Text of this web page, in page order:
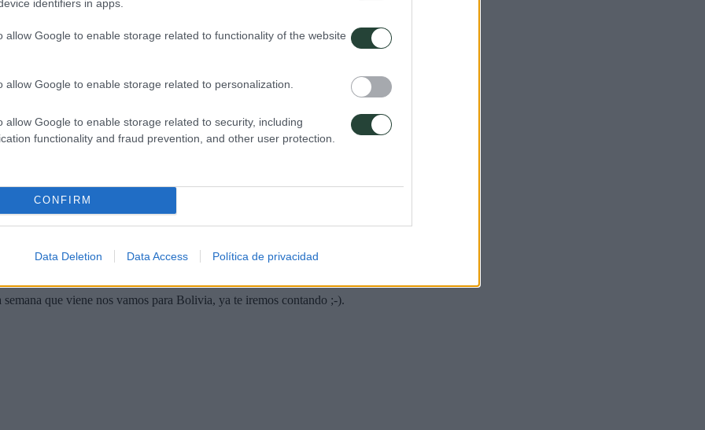
identifiers in apps.
allow Google to enable storage related to functionality of the website
allow Google to enable storage related to personalization.
allow Google to enable storage related to security, including
functionality and fraud prevention, and other user protection.
CONFIRM
Data Deletion Data Access Política de privacidad
que viene nos vamos para Bolivia, ya te iremos contando ;-).